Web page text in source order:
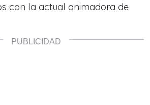
con la actual animadora de